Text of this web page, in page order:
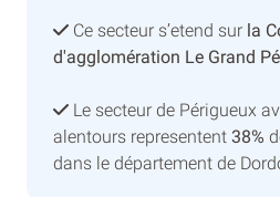
Ce secteur s’etend sur la
d'agglomération Le Grand
Le secteur de Périgueux
alentours representent 38%
dans le département de